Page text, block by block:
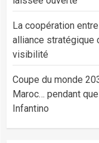
La coopération
alliance stratégique
visibilité
Coupe du monde
Maroc… pendant
Infantino